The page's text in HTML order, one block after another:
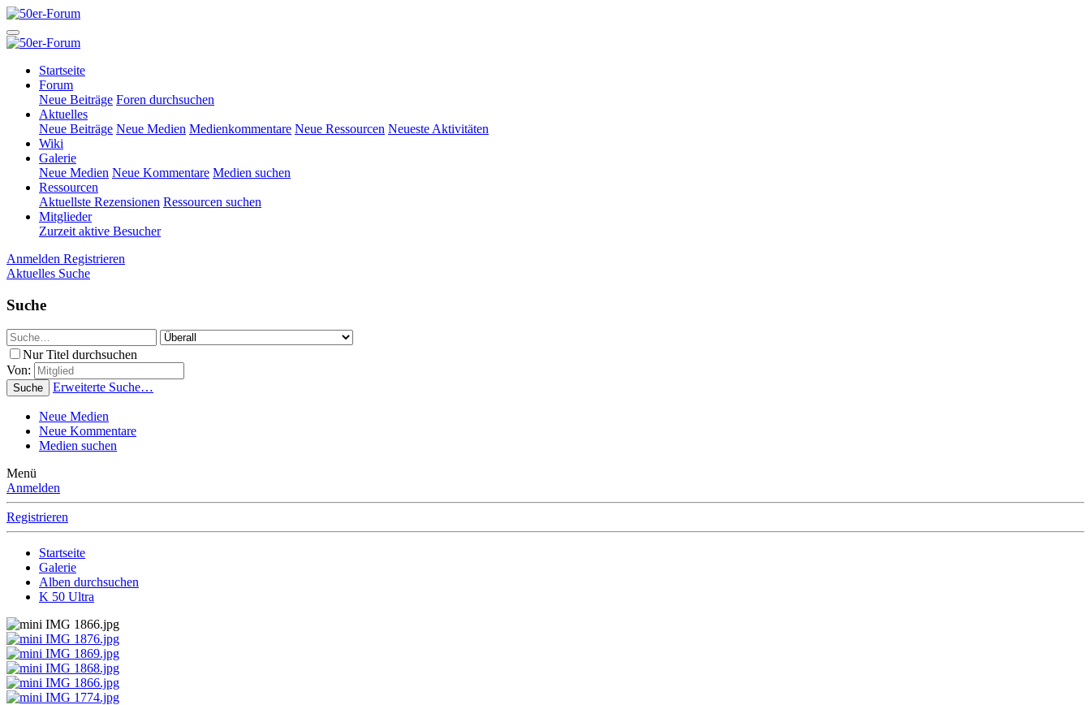
Startseite
Forum
Neue Beiträge Foren durchsuchen
Aktuelles
Neue Beiträge Neue Medien Medienkommentare Neue Ressourcen Neueste Aktivitäten
Wiki
Galerie
Neue Medien Neue Kommentare Medien suchen
Ressourcen
Aktuellste Rezensionen Ressourcen suchen
Mitglieder
Zurzeit aktive Besucher
Anmelden Registrieren
Aktuelles Suche
Suche
Nur Titel durchsuchen
Von:
Suche Erweiterte Suche…
Neue Medien
Neue Kommentare
Medien suchen
Menü
Anmelden
Registrieren
Startseite
Galerie
Alben durchsuchen
K 50 Ultra